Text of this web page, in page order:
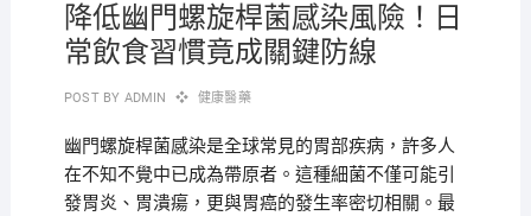
降低幽門螺旋桿菌感染風險！日
常飲食習慣竟成關鍵防線
POST BY ADMIN 健康醫藥
幽門螺旋桿菌感染是全球常見的胃部疾病，許多人
在不知不覺中已成為帶原者。這種細菌不僅可能引
發胃炎、胃潰瘍，更與胃癌的發生率密切相關。最